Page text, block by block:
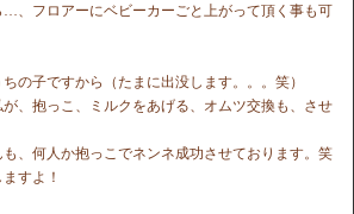
…、フロアーにベビーカーごと上がって頂く事も可
の子ですから（たまに出没します。。。笑）
、抱っこ、ミルクをあげる、オムツ交換も、させ
、何人か抱っこでネンネ成功させております。笑
すよ！